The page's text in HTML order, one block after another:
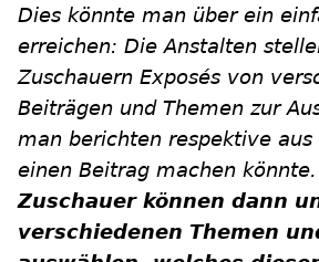
Dies könnte man über ein
erreichen: Die Anstalten
Zuschauern Exposés von
Beiträgen und Themen zur
man berichten respektive aus
einen Beitrag machen könnte.
Zuschauer können dann
verschiedenen Themen